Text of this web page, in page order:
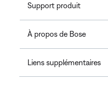
Support produit
À propos de Bose
Liens supplémentaires